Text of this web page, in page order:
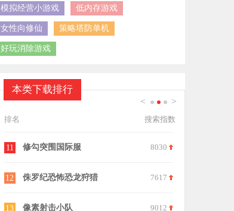
模拟经营小游戏 低内存游戏
女性向修仙 策略塔防单机
好玩消除游戏
本类下载排行
< >
排名 搜索指数
11 修勾突围国际服 8030
12 侏罗纪恐怖恐龙狩猎 7617
13 像素射击小队 9012